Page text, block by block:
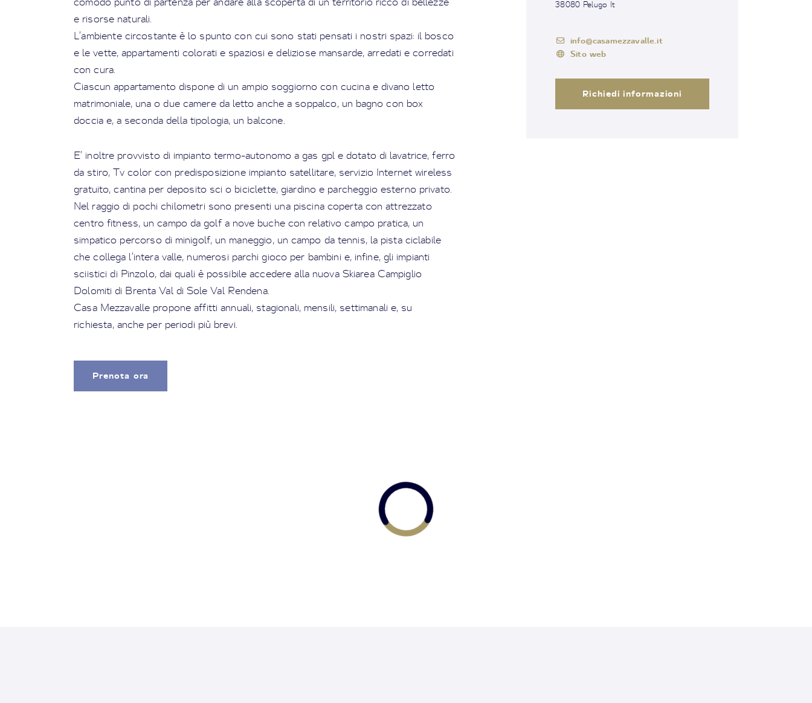
e risorse naturali.
L’ambiente circostante è lo spunto con cui sono stati pensati i nostri spazi: il bosco
e le vette, appartamenti colorati e spaziosi e deliziose mansarde, arredati e corredati
con cura.
Ciascun appartamento dispone di un ampio soggiorno con cucina e divano letto
matrimoniale, una o due camere da letto anche a soppalco, un bagno con box
doccia e, a seconda della tipologia, un balcone.
E’ inoltre provvisto di impianto termo-autonomo a gas gpl e dotato di lavatrice, ferro
da stiro, Tv color con predisposizione impianto satellitare, servizio Internet wireless
gratuito, cantina per deposito sci o biciclette, giardino e parcheggio esterno privato.
Nel raggio di pochi chilometri sono presenti una piscina coperta con attrezzato
centro fitness, un campo da golf a nove buche con relativo campo pratica, un
simpatico percorso di minigolf, un maneggio, un campo da tennis, la pista ciclabile
che collega l’intera valle, numerosi parchi gioco per bambini e, infine, gli impianti
sciistici di Pinzolo, dai quali è possibile accedere alla nuova Skiarea Campiglio
Dolomiti di Brenta Val di Sole Val Rendena.
Casa Mezzavalle propone affitti annuali, stagionali, mensili, settimanali e, su
richiesta, anche per periodi più brevi.
Prenota ora
38080 Pelugo It
info@casamezzavalle.it
Sito web
Richiedi informazioni